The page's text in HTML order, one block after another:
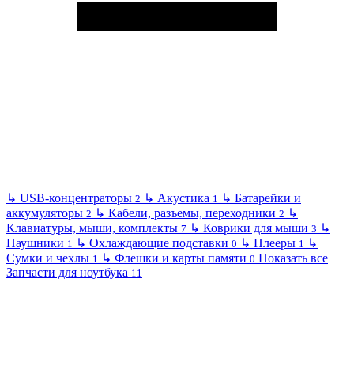
↳ USB-концентраторы 2 ↳ Акустика 1 ↳ Батарейки и
аккумуляторы 2 ↳ Кабели, разъемы, переходники 2 ↳
Клавиатуры, мыши, комплекты 7 ↳ Коврики для мыши 3 ↳
Наушники 1 ↳ Охлаждающие подставки 0 ↳ Плееры 1 ↳
Сумки и чехлы 1 ↳ Флешки и карты памяти 0 Показать все
Запчасти для ноутбука 11